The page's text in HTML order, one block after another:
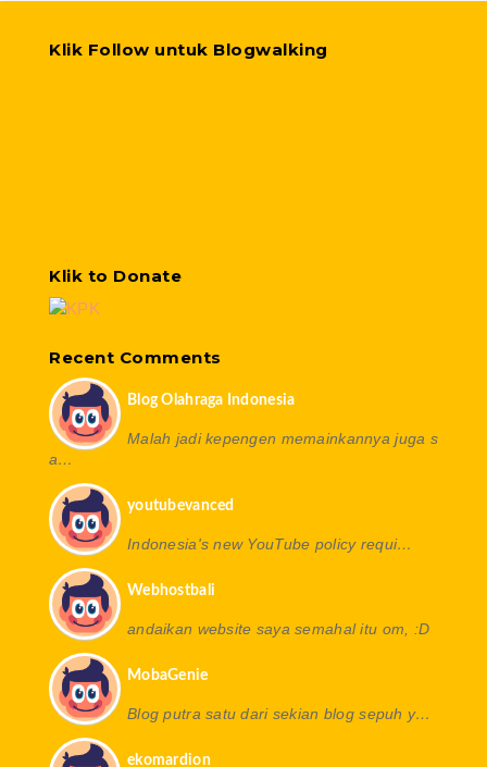
Klik Follow untuk Blogwalking
Klik to Donate
Recent Comments
Blog Olahraga Indonesia
Malah jadi kepengen memainkannya juga s
a…
youtubevanced
Indonesia's new YouTube policy requi…
Webhostbali
andaikan website saya semahal itu om, :D
MobaGenie
Blog putra satu dari sekian blog sepuh y…
ekomardion